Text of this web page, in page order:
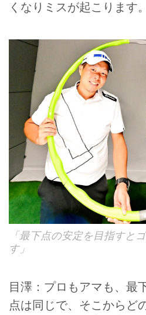
くなりミスが起こります。
「最下点の安定を目指すと
す」
目澤：プロもアマも、最
点は同じで、そこからど